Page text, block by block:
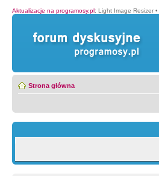
Aktualizacje na programosy.pl: Light Image Resizer •
Strona główna